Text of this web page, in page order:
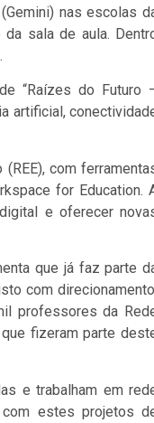
nas escolas
sala de aula.
“Raízes do Futuro
artificial,
com
for Education.
e oferecer
que já faz parte
com
professores da
fizeram parte
e trabalham em
com estes projetos